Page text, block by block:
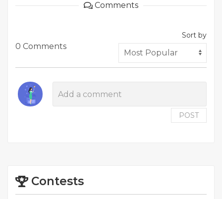
Comments
0 Comments
Sort by
POST
Contests